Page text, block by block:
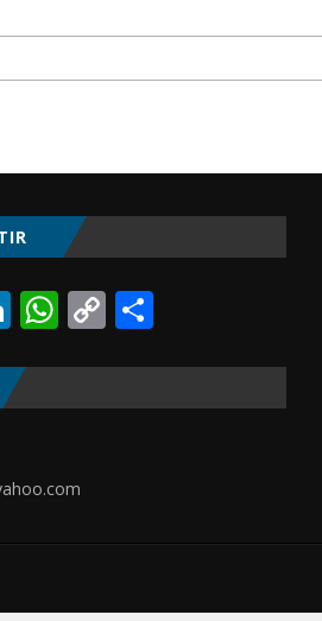
LinkedIn
WhatsApp
Copy